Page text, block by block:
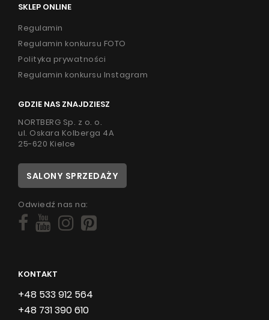
SKLEP ONLINE
Regulamin
Regulamin konkursu FOTO
Polityka prywatności
Regulamin konkursu Instagram
GDZIE NAS ZNAJDZIESZ
NORTBERG Sp. z o. o.
ul. Oskara Kolberga 4A
25-620 Kielce
SALONY SPRZEDAŻY
Odwiedź nas na:
KONTAKT
+48 533 912 564
+48 731 390 610